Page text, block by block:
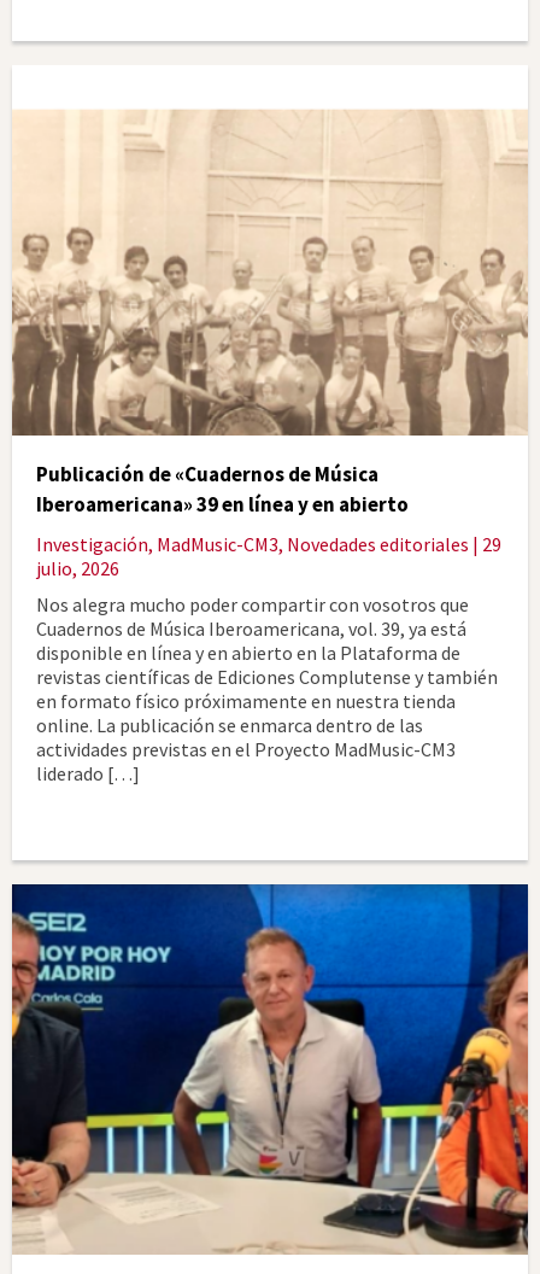
Publicación de «Cuadernos de Música
Iberoamericana» 39 en línea y en abierto
Investigación, MadMusic-CM3, Novedades editoriales | 29
julio, 2026
Nos alegra mucho poder compartir con vosotros que
Cuadernos de Música Iberoamericana, vol. 39, ya está
disponible en línea y en abierto en la Plataforma de
revistas científicas de Ediciones Complutense y también
en formato físico próximamente en nuestra tienda
online. La publicación se enmarca dentro de las
actividades previstas en el Proyecto MadMusic-CM3
liderado […]